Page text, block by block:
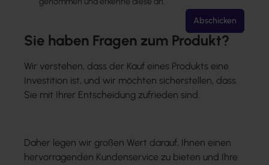
Abschicken
Sie haben Fragen zum Produkt?
Wir verstehen, dass der Kauf eines Produkts eine
Investition ist, und wir möchten sicherstellen, dass
Sie mit Ihrer Entscheidung zufrieden sind.
Daher legen wir großen Wert darauf, Ihnen einen
hervorragenden Kundenservice zu bieten und Ihre